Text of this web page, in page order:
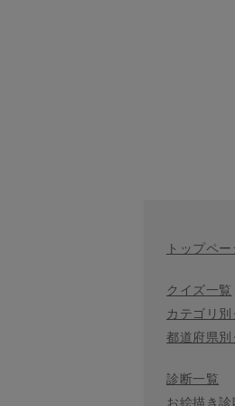
トップペー
クイズ一覧
カテゴリ
都道府県
診断一覧
お絵描き